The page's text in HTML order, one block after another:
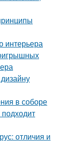
интерьера
в соборе
отличия и